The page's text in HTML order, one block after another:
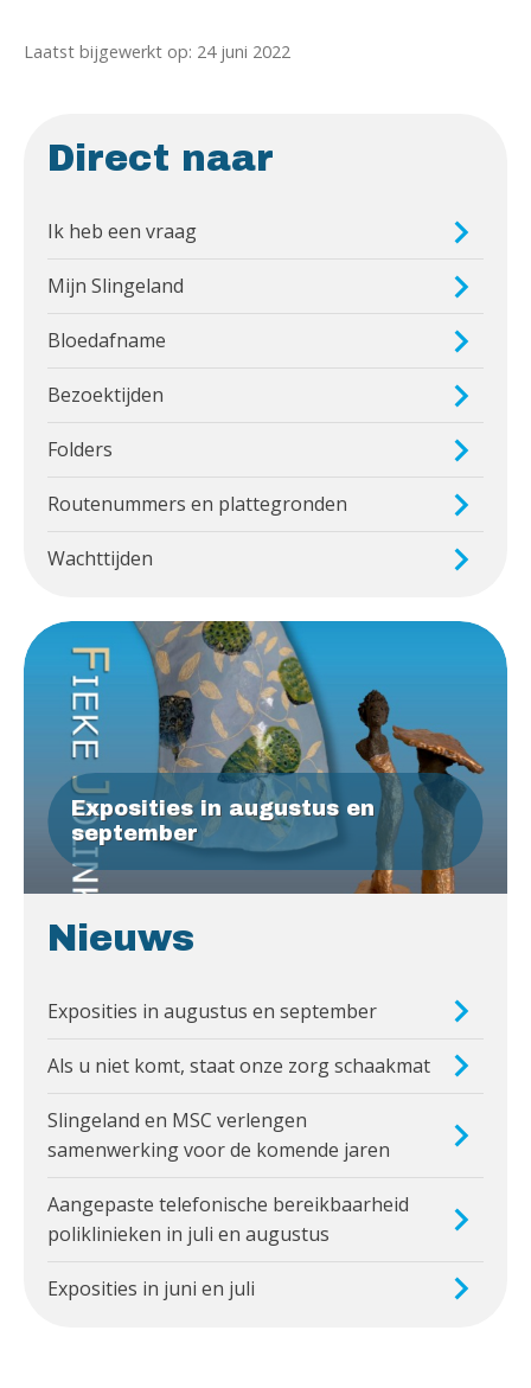
Laatst bijgewerkt op: 24 juni 2022
Direct naar
Ik heb een vraag
Mijn Slingeland
Bloedafname
Bezoektijden
Folders
Routenummers en plattegronden
Wachttijden
Exposities in augustus en
september
Nieuws
Exposities in augustus en september
Als u niet komt, staat onze zorg schaakmat
Slingeland en MSC verlengen
samenwerking voor de komende jaren
Aangepaste telefonische bereikbaarheid
poliklinieken in juli en augustus
Exposities in juni en juli